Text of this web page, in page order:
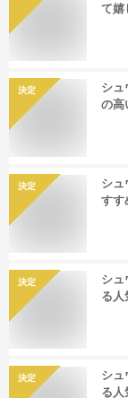
て嬉
決定
シュ
の高
決定
シュ
すす
決定
シュ
る人
決定
シュ
る人